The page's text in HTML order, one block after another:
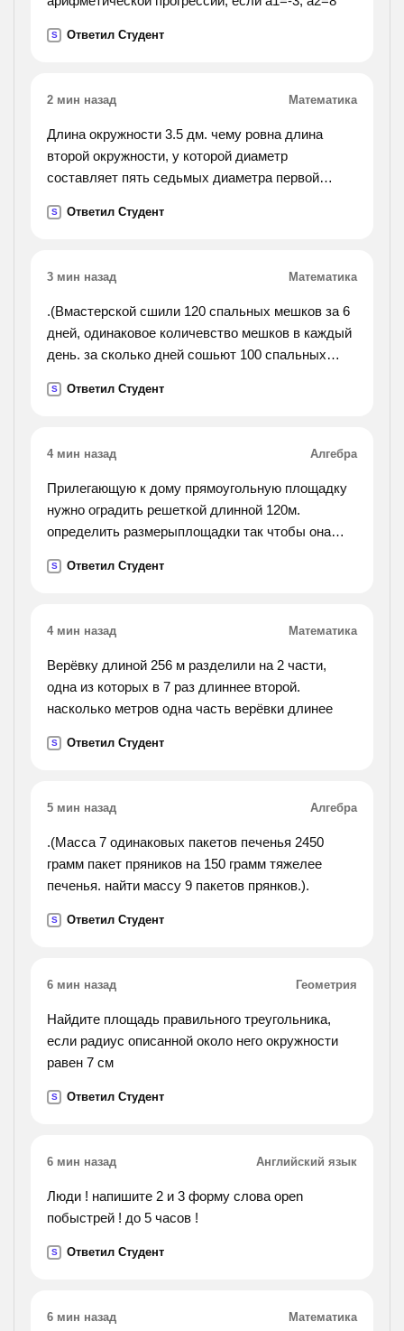
S Ответил Студент
2 мин назад Математика
Длина окружности 3.5 дм. чему ровна длина
второй окружности, у которой диаметр
составляет пять седьмых диаметра первой
S Ответил Студент
3 мин назад Математика
.(Вмастерской сшили 120 спальных мешков за 6
дней, одинаковое количевство мешков в каждый
день. за сколько дней сошьют 100 спальных
мешков больше. составь краткую запись и
S Ответил Студент
4 мин назад Алгебра
Прилегающую к дому прямоугольную площадку
нужно оградить решеткой длинной 120м.
определить размерыплощадки так чтобы она
S Ответил Студент
4 мин назад Математика
Верёвку длиной 256 м разделили на 2 части,
одна из которых в 7 раз длиннее второй.
насколько метров одна часть верёвки длинее
S Ответил Студент
5 мин назад Алгебра
.(Масса 7 одинаковых пакетов печенья 2450
грамм пакет пряников на 150 грамм тяжелее
печенья. найти массу 9 пакетов прянков.).
S Ответил Студент
6 мин назад Геометрия
Найдите площадь правильного треугольника,
если радиус описанной около него окружности
равен 7 см
S Ответил Студент
6 мин назад Английский язык
Люди ! напишите 2 и 3 форму слова open
побыстрей ! до 5 часов !
S Ответил Студент
6 мин назад Математика